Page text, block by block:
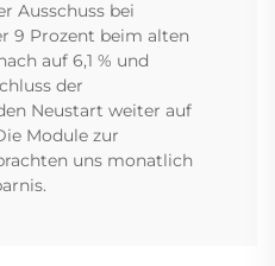
Ausschuss bei
9 Prozent beim alten
auf 6,1 % und
der
Neustart weiter auf
Module zur
uns monatlich